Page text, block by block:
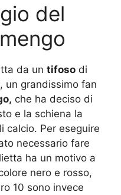
del
da un tifoso di
, un grandissimo fan
che ha deciso di
e la schiena la
calcio. Per eseguire
necessario fare
ha un motivo a
nero e rosso,
10 sono invece